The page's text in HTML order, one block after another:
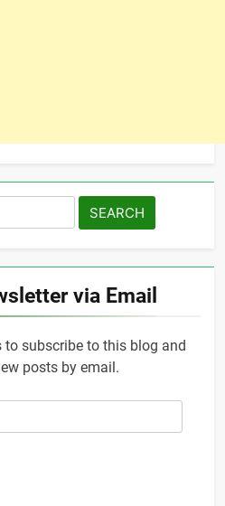
via Email
to subscribe to this blog and
posts by email.